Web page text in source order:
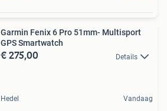
Garmin Fenix 6 Pro 51mm- Multisport
GPS Smartwatch
€ 275,00 Details
Hedel Vandaag